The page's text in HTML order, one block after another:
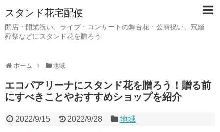
スタンド花宅配便
開店・開業祝い、ライブ・コンサートの舞台花・公演祝い、冠婚
葬祭などにスタンド花を贈ろう
ホーム 地域
エコパアリーナにスタンド花を贈ろう！贈る前
にすべきことやおすすめショップを紹介
2022/9/15 2022/9/28 地域